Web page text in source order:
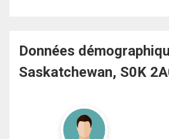
Données
Saskatchewan, S0K